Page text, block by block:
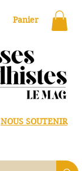
Panier
NOUS SOUTENIR